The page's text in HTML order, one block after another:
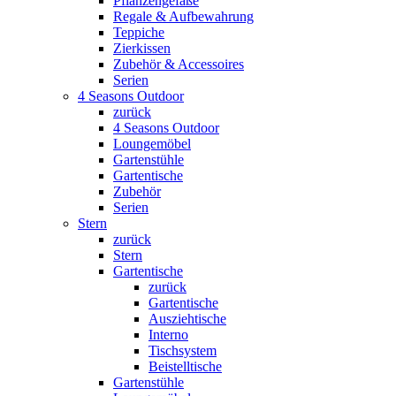
Regale & Aufbewahrung
Teppiche
Zierkissen
Zubehör & Accessoires
Serien
4 Seasons Outdoor
zurück
4 Seasons Outdoor
Loungemöbel
Gartenstühle
Gartentische
Zubehör
Serien
Stern
zurück
Stern
Gartentische
zurück
Gartentische
Ausziehtische
Interno
Tischsystem
Beistelltische
Gartenstühle